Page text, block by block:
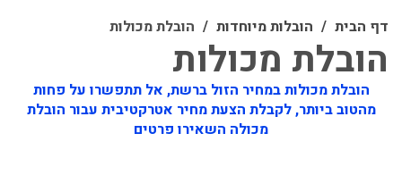
דף הבית הובלות מיוחדות הובלת מכולות
הובלת מכולות
הובלת מכולות במחיר הזול ברשת, אל תתפשרו על פחות
מהטוב ביותר, לקבלת הצעת מחיר אטרקטיבית עבור הובלת
מכולה השאירו פרטים